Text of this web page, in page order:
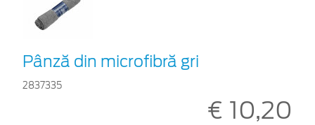
Pânză din microfibră gri
2837335
€ 10,20